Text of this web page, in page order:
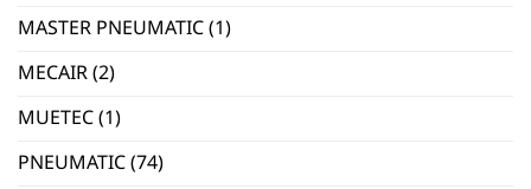
MASTER PNEUMATIC(1)
MECAIR(2)
MUETEC(1)
PNEUMATIC(74)